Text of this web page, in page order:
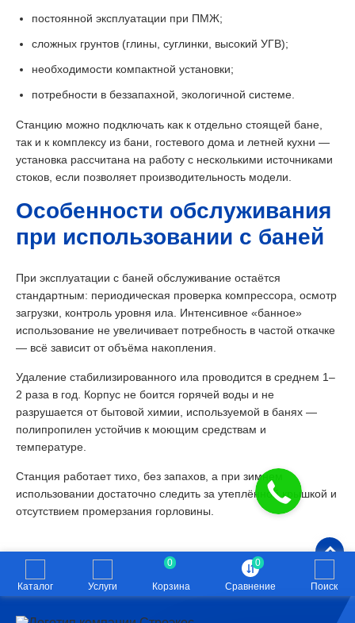
постоянной эксплуатации при ПМЖ;
сложных грунтов (глины, суглинки, высокий УГВ);
необходимости компактной установки;
потребности в беззапахной, экологичной системе.
Станцию можно подключать как к отдельно стоящей бане,
так и к комплексу из бани, гостевого дома и летней кухни —
установка рассчитана на работу с несколькими источниками
стоков, если позволяет производительность модели.
Особенности обслуживания
при использовании с баней
При эксплуатации с баней обслуживание остаётся
стандартным: периодическая проверка компрессора, осмотр
загрузки, контроль уровня ила. Интенсивное «банное»
использование не увеличивает потребность в частой откачке
— всё зависит от объёма накопления.
Удаление стабилизированного ила проводится в среднем 1–
2 раза в год. Корпус не боится горячей воды и не
разрушается от бытовой химии, используемой в банях —
полипропилен устойчив к моющим средствам и
температуре.
Станция работает тихо, без запахов, а при зимнем
использовании достаточно следить за утеплённой крышкой и
отсутствием промерзания горловины.
Каталог Услуги
0
Корзина
0
Сравнение Поиск